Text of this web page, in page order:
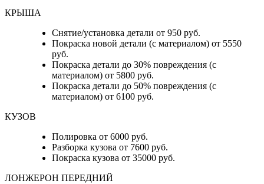
КРЫША
Снятие/установка детали от 950 руб.
Покраска новой детали (с материалом) от 5550
руб.
Покраска детали до 30% повреждения (с
материалом) от 5800 руб.
Покраска детали до 50% повреждения (с
материалом) от 6100 руб.
КУЗОВ
Полировка от 6000 руб.
Разборка кузова от 7600 руб.
Покраска кузова от 35000 руб.
ЛОНЖЕРОН ПЕРЕДНИЙ